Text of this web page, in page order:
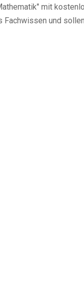
mit
und